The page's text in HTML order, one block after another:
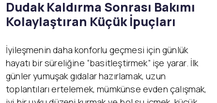
Dudak Kaldırma Sonrası Bakımı
Kolaylaştıran Küçük İpuçları
İyileşmenin daha konforlu geçmesi için günlük
hayatı bir süreliğine “basitleştirmek” işe yarar. İlk
günler yumuşak gıdalar hazırlamak, uzun
toplantıları ertelemek, mümkünse evden çalışmak,